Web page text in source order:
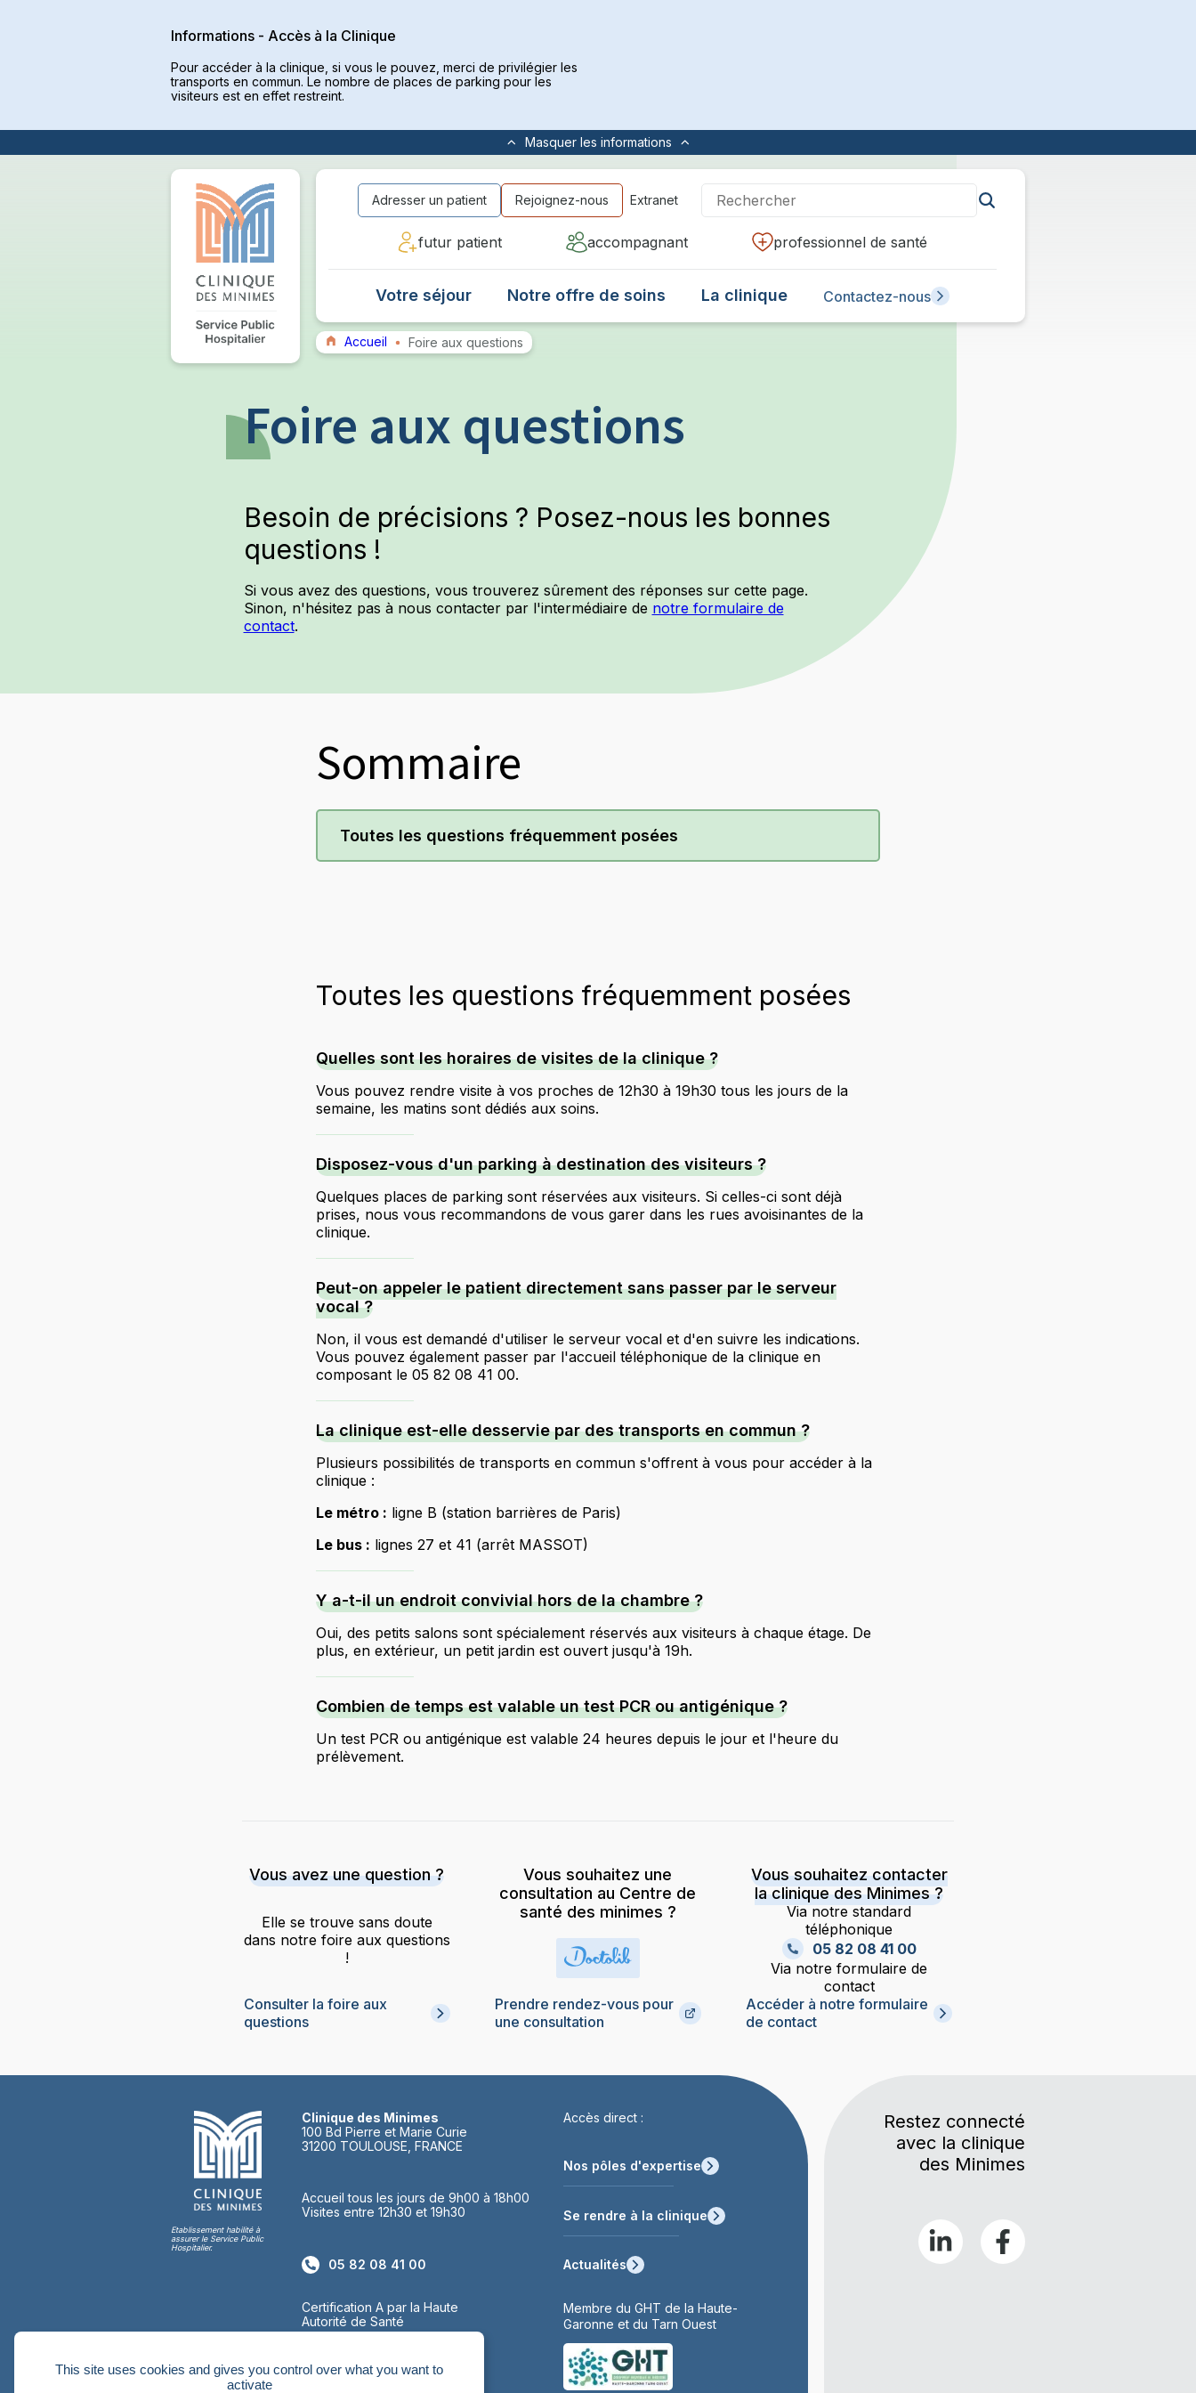
Informations - Accès à la Clinique
Pour accéder à la clinique, si vous le pouvez, merci de privilégier les
transports en commun. Le nombre de places de parking pour les
visiteurs est en effet restreint.
Masquerles informations
Accueil Foire aux questions
futur patient accompagnant professionnel de santé
Votre séjour Notre offre de soins La clinique Contactez-nous
Adresser un patient Rejoignez-nous Extranet
Foire aux questions
Besoin de précisions ? Posez-nous les bonnes
questions !
Si vous avez des questions, vous trouverez sûrement des réponses sur cette page.
Sinon, n'hésitez pas à nous contacter par l'intermédiaire de notre formulaire de
contact.
Sommaire
Toutes les questions fréquemment posées
Toutes les questions fréquemment posées
Quelles sont les horaires de visites de la clinique ?
Vous pouvez rendre visite à vos proches de 12h30 à 19h30 tous les jours de la
semaine, les matins sont dédiés aux soins.
Disposez-vous d'un parking à destination des visiteurs ?
Quelques places de parking sont réservées aux visiteurs. Si celles-ci sont déjà
prises, nous vous recommandons de vous garer dans les rues avoisinantes de la
clinique.
Peut-on appeler le patient directement sans passer par le serveur
vocal ?
Non, il vous est demandé d'utiliser le serveur vocal et d'en suivre les indications.
Vous pouvez également passer par l'accueil téléphonique de la clinique en
composant le 05 82 08 41 00.
La clinique est-elle desservie par des transports en commun ?
Plusieurs possibilités de transports en commun s'offrent à vous pour accéder à la
clinique :
Le métro : ligne B (station barrières de Paris)
Le bus : lignes 27 et 41 (arrêt MASSOT)
Y a-t-il un endroit convivial hors de la chambre ?
Oui, des petits salons sont spécialement réservés aux visiteurs à chaque étage. De
plus, en extérieur, un petit jardin est ouvert jusqu'à 19h.
Combien de temps est valable un test PCR ou antigénique ?
Un test PCR ou antigénique est valable 24 heures depuis le jour et l'heure du
prélèvement.
Vous avez une question ?
Elle se trouve sans doute
dans notre foire aux questions
!
Consulter la foire aux
questions
Vous souhaitez une
consultation au Centre de
santé des minimes ?
Prendre rendez-vous pour
une consultation
Vous souhaitez contacter
la clinique des Minimes ?
Via notre standard
téléphonique
05 82 08 41 00
Via notre formulaire de
contact
Accéder à notre formulaire
de contact
Etablissement habilité à
assurer le Service Public
Hospitalier.
Clinique des Minimes
100 Bd Pierre et Marie Curie
31200 TOULOUSE, FRANCE
Accueil tous les jours de 9h00 à 18h00
Visites entre 12h30 et 19h30
05 82 08 41 00
Membre du GHT de la Haute-
Garonne et du Tarn Ouest
Certification A par la Haute
Autorité de Santé
Accès direct :
Nos pôles d'expertise
Se rendre à la clinique
Actualités
Restez connecté
avec la clinique
des Minimes
This site uses cookies and gives you control over what you want to
activate